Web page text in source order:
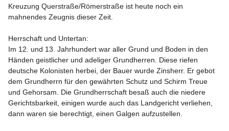
Kreuzung Querstraße/Römerstraße ist heute noch ein
mahnendes Zeugnis dieser Zeit.
Herrschaft und Untertan:
Im 12. und 13. Jahrhundert war aller Grund und Boden in den
Händen geistlicher und adeliger Grundherren. Diese riefen
deutsche Kolonisten herbei, der Bauer wurde Zinsherr. Er gebot
dem Grundherrn für den gewährten Schutz und Schirm Treue
und Gehorsam. Die Grundherrschaft besaß auch die niedere
Gerichtsbarkeit, einigen wurde auch das Landgericht verliehen,
dann waren sie berechtigt, einen Galgen aufzustellen.